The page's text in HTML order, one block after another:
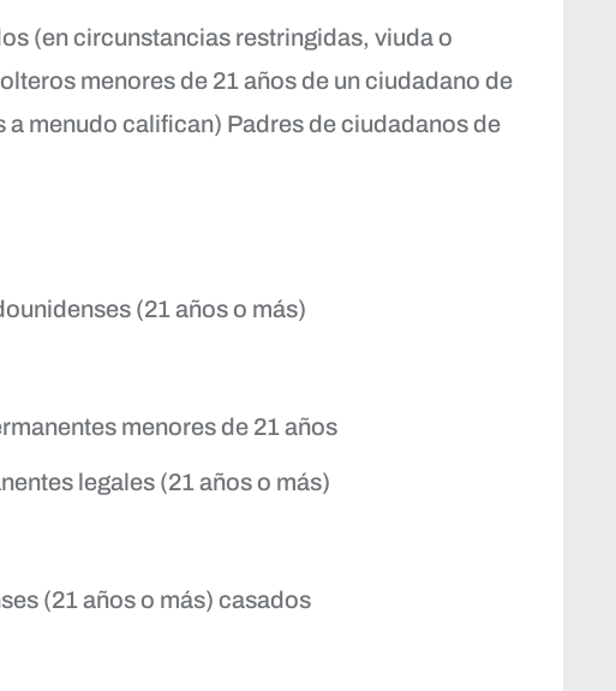
(en circunstancias restringidas, viuda o
menores de 21 años de un ciudadano de
menudo califican) Padres de ciudadanos de
(21 años o más)
menores de 21 años
legales (21 años o más)
(21 años o más) casados